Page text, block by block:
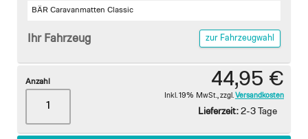
BÄR Caravanmatten Classic
Ihr Fahrzeug zur Fahrzeugwahl
44,95 €
Inkl. 19% MwSt. zzgl. Versandkosten
Lieferzeit: 2-3 Tage
Anzahl